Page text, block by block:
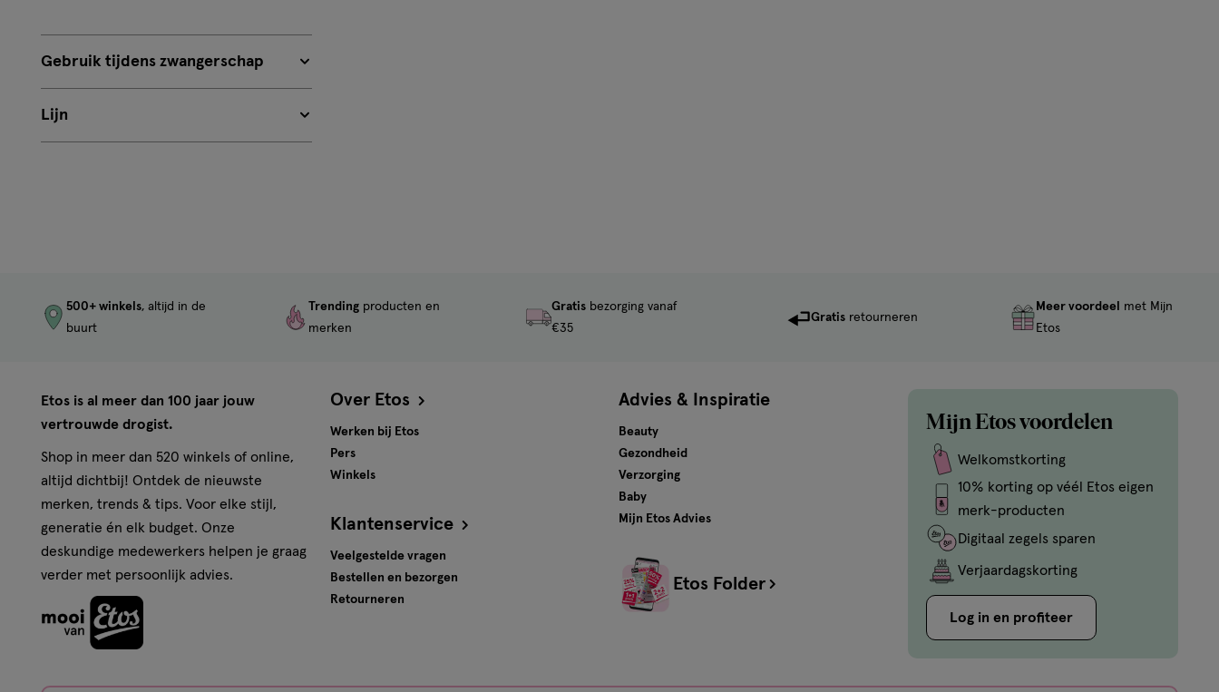
Gebruik tijdens zwangerschap
Lijn
500+ winkels, altijd in de
buurt
Trending producten en
merken
Gratisbezorging vanaf
€35
Gratis retourneren
Meer voordeel
met Mijn
Etos
Etos is al meer dan 100 jaar jouw
vertrouwde drogist.
Shop in meer dan 520 winkels of online,
altijd dichtbij! Ontdek de nieuwste
merken, trends & tips. Voor elke stijl,
generatie én elk budget. Onze
deskundige medewerkers helpen je graag
verder met persoonlijk advies.
Over Etos
Werken bij Etos
Pers
Winkels
Klantenservice
Veelgestelde vragen
Bestellen en bezorgen
Retourneren
Advies & Inspiratie
Beauty
Gezondheid
Verzorging
Baby
Mijn Etos Advies
Etos Folder
Mijn Etos voordelen
Welkomstkorting
10% korting op véél Etos eigen
merk-producten
Digitaal zegels sparen
Verjaardagskorting
Log in en profiteer